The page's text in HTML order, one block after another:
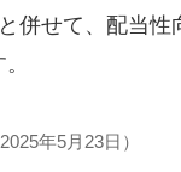
併せて、配当
年5月23日）